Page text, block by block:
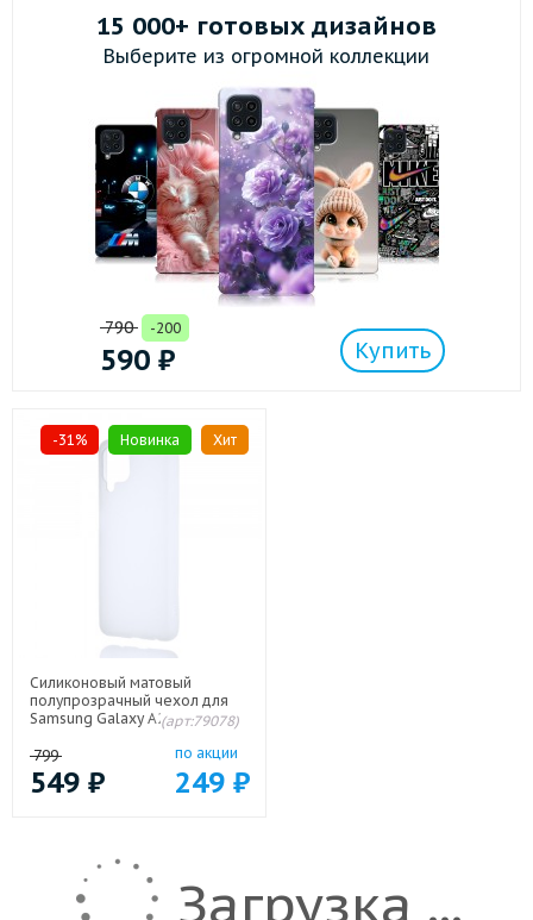
15 000+ готовых дизайнов
Выберите из огромной коллекции
790 -200
590 ₽ Купить
-31% Новинка Хит
Силиконовый матовый
полупрозрачный чехол для
Samsung Galaxy A22/M22
(арт:79078)
799
549 ₽
по акции
249 ₽
Загрузка ...